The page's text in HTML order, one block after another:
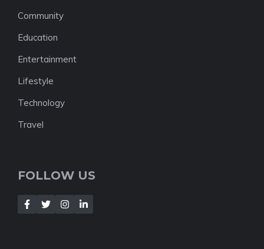
Community
Education
Entertainment
Lifestyle
Technology
Travel
FOLLOW US